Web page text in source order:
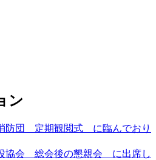
ン
防団 定期観閲式 に臨んでおり
協会 総会後の懇親会 に出席し